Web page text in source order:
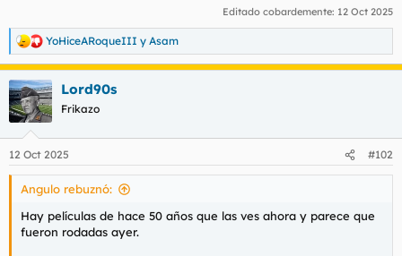
Editado cobardemente: 12 Oct 2025
R
e
a
c
c
i
e
s
YoHiceARoqueIII y Asam
Lord90s
Frikazo
12 Oct 2025 #102
Angulo rebuznó:
Hay películas de hace 50 años que las ves ahora y parece que
fueron rodadas ayer.